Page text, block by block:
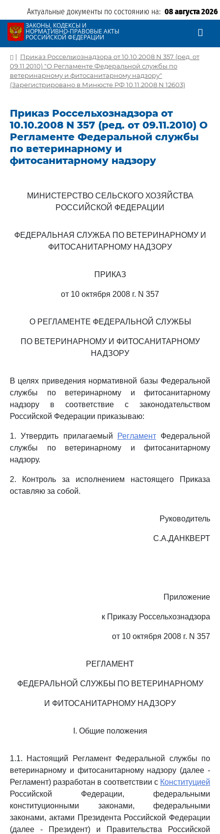
Актуальные документы по состоянию на: 08 августа 2026
ЗАКОНЫ, КОДЕКСЫ И
НОРМАТИВНО-ПРАВОВЫЕ АКТЫ
РОССИЙСКОЙ ФЕДЕРАЦИИ
| Приказ Россельхознадзора от 10.10.2008 N 357 (ред. от
09.11.2010) "О Регламенте Федеральной службы по
ветеринарному и фитосанитарному надзору"
(Зарегистрировано в Минюсте РФ 10.11.2008 N 12603)
Приказ Россельхознадзора от
10.10.2008 N 357 (ред. от 09.11.2010) О
Регламенте Федеральной службы
по ветеринарному и
фитосанитарному надзору
МИНИСТЕРСТВО СЕЛЬСКОГО ХОЗЯЙСТВА
РОССИЙСКОЙ ФЕДЕРАЦИИ
ФЕДЕРАЛЬНАЯ СЛУЖБА ПО ВЕТЕРИНАРНОМУ И
ФИТОСАНИТАРНОМУ НАДЗОРУ
ПРИКАЗ
от 10 октября 2008 г. N 357
О РЕГЛАМЕНТЕ ФЕДЕРАЛЬНОЙ СЛУЖБЫ
ПО ВЕТЕРИНАРНОМУ И ФИТОСАНИТАРНОМУ
НАДЗОРУ
В целях приведения нормативной базы Федеральной
службы по ветеринарному и фитосанитарному
надзору в соответствие с законодательством
Российской Федерации приказываю:
1. Утвердить прилагаемый РегламентФедеральной
службы по ветеринарному и фитосанитарному
надзору.
2. Контроль за исполнением настоящего Приказа
оставляю за собой.
Руководитель
С.А.ДАНКВЕРТ
Приложение
к Приказу Россельхознадзора
от 10 октября 2008 г. N 357
РЕГЛАМЕНТ
ФЕДЕРАЛЬНОЙ СЛУЖБЫ ПО ВЕТЕРИНАРНОМУ
И ФИТОСАНИТАРНОМУ НАДЗОРУ
I. Общие положения
1.1. Настоящий Регламент Федеральной службы по
ветеринарному и фитосанитарному надзору (далее -
Регламент) разработан в соответствии с Конституцией
Российской Федерации, федеральными
конституционными законами, федеральными
законами, актами Президента Российской Федерации
(далее - Президент) и Правительства Российской